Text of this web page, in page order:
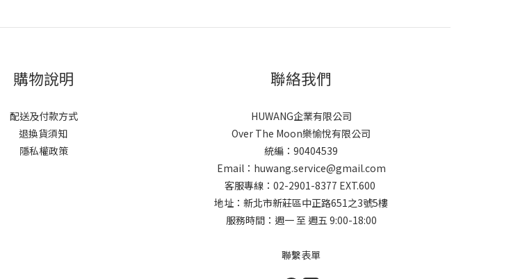
購物說明
配送及付款方式
退換貨須知
隱私權政策
聯絡我們
HUWANG企業有限公司
Over The Moon樂愉悅有限公司
統編：90404539
Email：huwang.service@gmail.com
客服專線：02-2901-8377 EXT.600
地址：新北市新莊區中正路651之3號5樓
服務時間：週一 至 週五 9:00-18:00
聯繫表單